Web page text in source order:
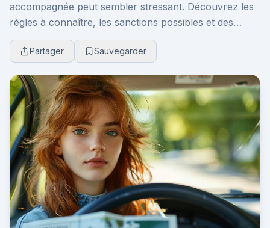
accompagnée peut sembler stressant. Découvrez les
règles à connaître, les sanctions possibles et des
conseils concrets pour conduire sereinement, en
sécuri...Partager Sauvegarder